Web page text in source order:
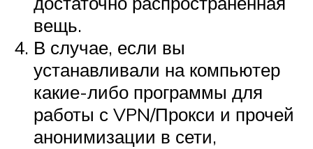
вещь.
В случае, если вы
устанавливали на компьютер
какие-либо программы для
работы с VPN/Прокси и прочей
анонимизации в сети,